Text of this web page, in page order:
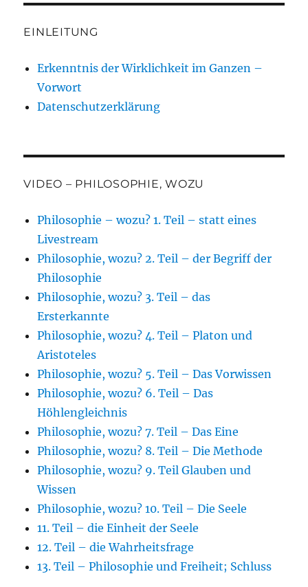
EINLEITUNG
Erkenntnis der Wirklichkeit im Ganzen –
Vorwort
Datenschutzerklärung
VIDEO – PHILOSOPHIE, WOZU
Philosophie – wozu? 1. Teil – statt eines
Livestream
Philosophie, wozu? 2. Teil – der Begriff der
Philosophie
Philosophie, wozu? 3. Teil – das
Ersterkannte
Philosophie, wozu? 4. Teil – Platon und
Aristoteles
Philosophie, wozu? 5. Teil – Das Vorwissen
Philosophie, wozu? 6. Teil – Das
Höhlengleichnis
Philosophie, wozu? 7. Teil – Das Eine
Philosophie, wozu? 8. Teil – Die Methode
Philosophie, wozu? 9. Teil Glauben und
Wissen
Philosophie, wozu? 10. Teil – Die Seele
11. Teil – die Einheit der Seele
12. Teil – die Wahrheitsfrage
13. Teil – Philosophie und Freiheit; Schluss